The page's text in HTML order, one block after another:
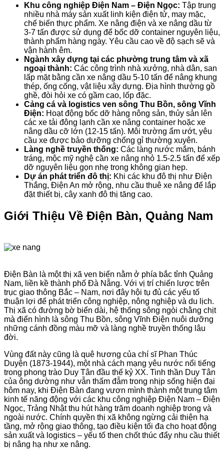
Khu công nghiệp Điện Nam – Điện Ngọc: Tập trung
nhiều nhà máy sản xuất linh kiện điện tử, may mặc,
chế biến thực phẩm. Xe nâng điện và xe nâng dầu từ
3-7 tấn được sử dụng để bốc dỡ container nguyên liệu,
thành phẩm hàng ngày. Yêu cầu cao về độ sạch sẽ và
vận hành êm.
Ngành xây dựng tại các phường trung tâm và xã
ngoại thành: Các công trình nhà xưởng, nhà dân, san
lấp mặt bằng cần xe nâng dầu 5-10 tấn để nâng khung
thép, ống cống, vật liệu xây dựng. Địa hình thường gồ
ghề, đòi hỏi xe có gầm cao, lốp đặc.
Cảng cá và logistics ven sông Thu Bồn, sông Vĩnh
Điện: Hoạt động bốc dỡ hàng nông sản, thủy sản lên
các xe tải đông lạnh cần xe nâng container hoặc xe
nâng dầu cỡ lớn (12-15 tấn). Môi trường ẩm ướt, yêu
cầu xe được bảo dưỡng chống gỉ thường xuyên.
Làng nghề truyền thống: Các làng nước mắm, bánh
tráng, mộc mỹ nghệ cần xe nâng nhỏ 1.5-2.5 tấn để xếp
dỡ nguyên liệu gọn nhẹ trong không gian hẹp.
Dự án phát triển đô thị: Khi các khu đô thị như Điện
Thắng, Điện An mở rộng, nhu cầu thuê xe nâng để lắp
đặt thiết bị, cây xanh đô thị tăng cao.
Giới Thiệu Về Điện Bàn, Quảng Nam
Điện Bàn là một thị xã ven biển nằm ở phía bắc tỉnh Quảng
Nam, liền kề thành phố Đà Nẵng. Với vị trí chiến lược trên
trục giao thông Bắc – Nam, nơi đây hội tụ đủ các yếu tố
thuận lợi để phát triển công nghiệp, nông nghiệp và du lịch.
Thị xã có đường bờ biển dài, hệ thống sông ngòi chằng chịt
mà điển hình là sông Thu Bồn, sông Vĩnh Điện nuôi dưỡng
những cánh đồng màu mỡ và làng nghề truyền thống lâu
đời.
Vùng đất này cũng là quê hương của chí sĩ Phan Thúc
Duyện (1873-1944), một nhà cách mạng yêu nước nổi tiếng
trong phong trào Duy Tân đầu thế kỷ XX. Tinh thần Duy Tân
của ông dường như vẫn thấm đẫm trong nhịp sống hiện đại
hôm nay, khi Điện Bàn đang vươn mình thành một trung tâm
kinh tế năng động với các khu công nghiệp Điện Nam – Điện
Ngọc, Trảng Nhật thu hút hàng trăm doanh nghiệp trong và
ngoài nước. Chính quyền thị xã không ngừng cải thiện hạ
tầng, mở rộng giao thông, tạo điều kiện tối đa cho hoạt động
sản xuất và logistics – yếu tố then chốt thúc đẩy nhu cầu thiết
bị nâng hạ như xe nâng.